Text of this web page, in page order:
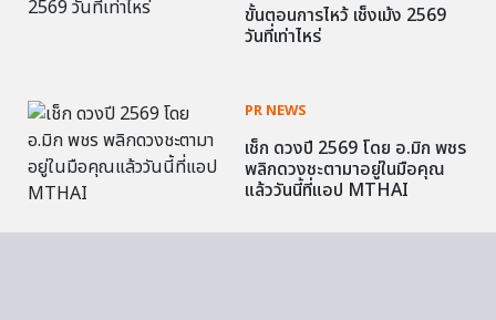
ขั้นตอนการไหว้ เช็งเม้ง 2569
วันที่เท่าไหร่
PR NEWS
เช็ก ดวงปี 2569 โดย อ.มิก พชร
พลิกดวงชะตามาอยู่ในมือคุณ
แล้ววันนี้ที่แอป MTHAI